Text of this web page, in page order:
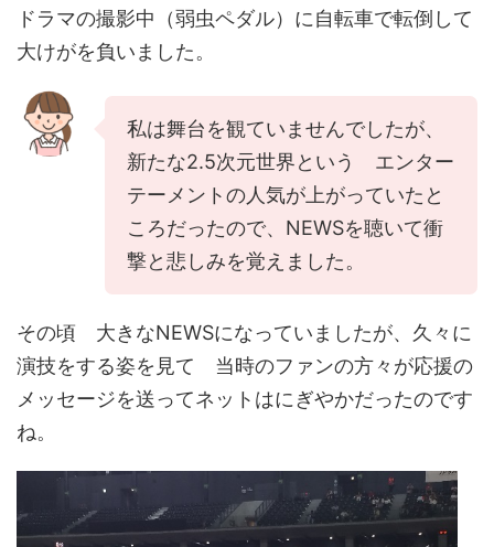
ドラマの撮影中（弱虫ペダル）に自転車で転倒して
大けがを負いました。
私は舞台を観ていませんでしたが、
新たな2.5次元世界という エンター
テーメントの人気が上がっていたと
ころだったので、NEWSを聴いて衝
撃と悲しみを覚えました。
その頃 大きなNEWSになっていましたが、久々に
演技をする姿を見て 当時のファンの方々が応援の
メッセージを送ってネットはにぎやかだったのです
ね。